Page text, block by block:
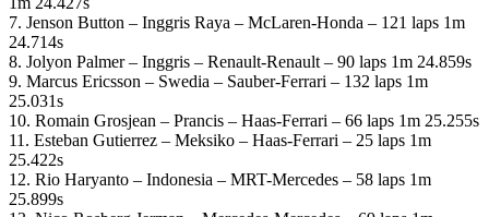
7. Jenson Button – Inggris Raya – McLaren-Honda – 121 laps 1m
24.714s
8. Jolyon Palmer – Inggris – Renault-Renault – 90 laps 1m 24.859s
9. Marcus Ericsson – Swedia – Sauber-Ferrari – 132 laps 1m
25.031s
10. Romain Grosjean – Prancis – Haas-Ferrari – 66 laps 1m 25.255s
11. Esteban Gutierrez – Meksiko – Haas-Ferrari – 25 laps 1m
25.422s
12. Rio Haryanto – Indonesia – MRT-Mercedes – 58 laps 1m
25.899s